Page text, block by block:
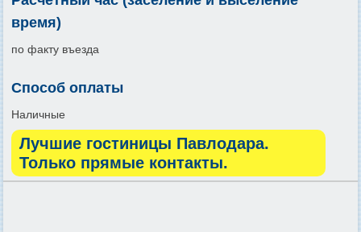
время)
по факту въезда
Способ оплаты
Наличные
Лучшие гостиницы Павлодара.
Только прямые контакты.